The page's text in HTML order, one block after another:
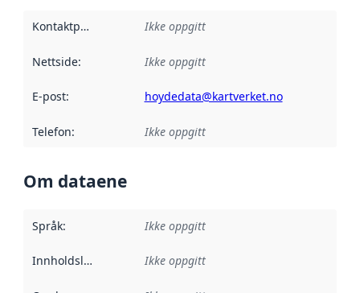
Kontaktpunkt Ikke oppgitt
Nettside: Ikke oppgitt
E-post: hoydedata@kartverket.no
Telefon: Ikke oppgitt
Om dataene
Språk: Ikke oppgitt
Innholdsleverandører :
Ikke oppgitt